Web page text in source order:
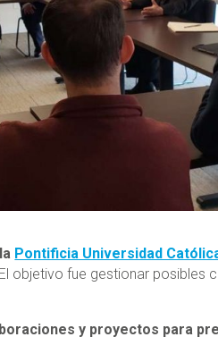
Pontificia Universidad
El objetivo fue gestionar posibles
y proyectos para